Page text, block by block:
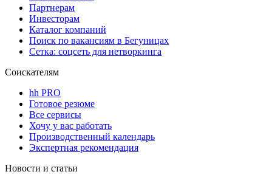
Партнерам
Инвесторам
Каталог компаний
Поиск по вакансиям в Бегуницах
Сетка: соцсеть для нетворкинга
Соискателям
hh PRO
Готовое резюме
Все сервисы
Хочу у вас работать
Производственный календарь
Экспертная рекомендация
Новости и статьи